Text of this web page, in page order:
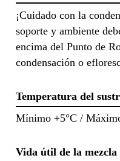
¡Cuidado con la
soporte y ambiente
encima del Punto de
condensación o
Temperatura del
Mínimo +5°C /
Vida útil de la mezcla